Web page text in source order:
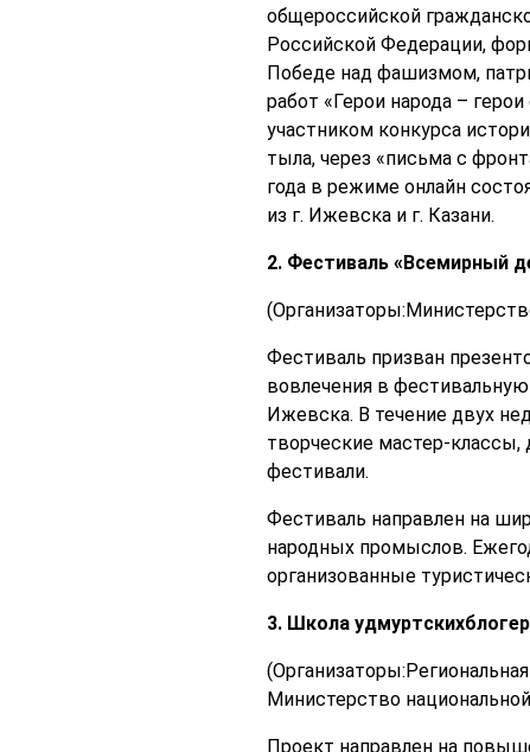
общероссийской
Российской Федерации,
Победе над фашизмом,
работ «Герои народа –
участником конкурса
тыла, через «письма с
года в режиме онлайн
из г. Ижевска и г. Казани.
2. Фестиваль «Всемирный
Фестиваль призван
вовлечения в
Ижевска. В течение двух
творческие мастер-
фестивали.
Фестиваль направлен на
народных промыслов.
организованные
3. Школа
Министерство
Проект направлен на